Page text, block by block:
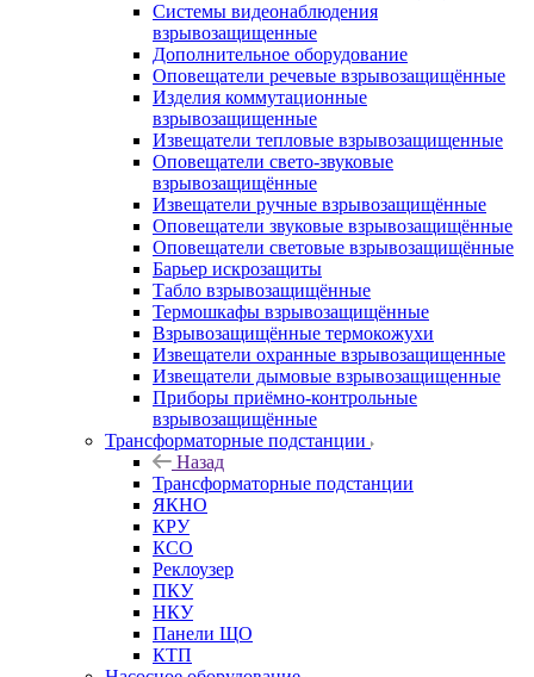
Системы видеонаблюдения
взрывозащищенные
Дополнительное оборудование
Оповещатели речевые взрывозащищённые
Изделия коммутационные
взрывозащищенные
Извещатели тепловые взрывозащищенные
Оповещатели свето-звуковые
взрывозащищённые
Извещатели ручные взрывозащищённые
Оповещатели звуковые взрывозащищённые
Оповещатели световые взрывозащищённые
Барьер искрозащиты
Табло взрывозащищённые
Термошкафы взрывозащищённые
Взрывозащищённые термокожухи
Извещатели охранные взрывозащищенные
Извещатели дымовые взрывозащищенные
Приборы приёмно-контрольные
взрывозащищённые
Трансформаторные подстанции
Назад
Трансформаторные подстанции
ЯКНО
КРУ
КСО
Реклоузер
ПКУ
НКУ
Панели ЩО
КТП